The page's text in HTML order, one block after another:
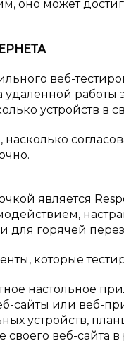
оно может
веб-
удаленной
устройств в
является
для горячей
которые
настольное
сайты или веб-
устройств,
веб-сайта